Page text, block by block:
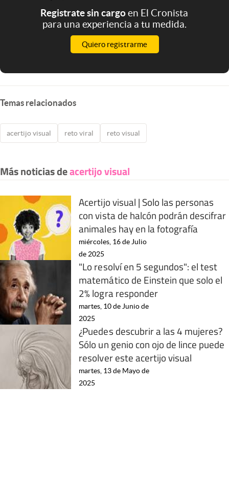
Registrate sin cargoen El Cronista
para una experiencia a tu medida.
Quiero registrarme
Temas relacionados
acertijo visual reto viral reto visual
Más noticias deacertijo visual
Acertijo visual | Solo las personas
con vista de halcón podrán descifrar
animales hay en la fotografía
miércoles, 16 de Julio
de 2025
"Lo resolví en 5 segundos": el test
matemático de Einstein que solo el
2% logra responder
martes, 10 de Junio de
2025
¿Puedes descubrir a las 4 mujeres?
Sólo un genio con ojo de lince puede
resolver este acertijo visual
martes, 13 de Mayo de
2025